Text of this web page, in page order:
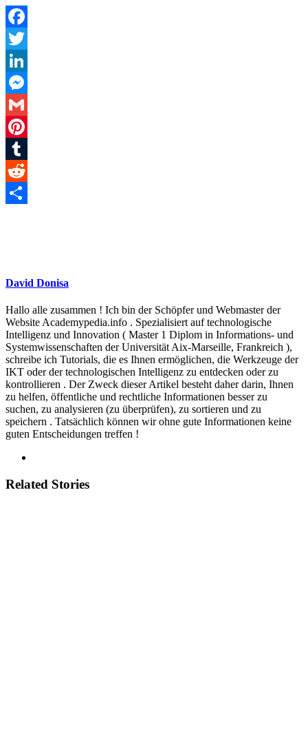
Facebook
Twitter
LinkedIn
Messenger
Gmail
Pinterest
Tumblr
Reddit
David Donisa
Hallo alle zusammen ! Ich bin der Schöpfer und Webmaster der
Website Academypedia.info . Spezialisiert auf technologische
Intelligenz und Innovation ( Master 1 Diplom in Informations- und
Systemwissenschaften der Universität Aix-Marseille, Frankreich ),
schreibe ich Tutorials, die es Ihnen ermöglichen, die Werkzeuge der
IKT oder der technologischen Intelligenz zu entdecken oder zu
kontrollieren . Der Zweck dieser Artikel besteht daher darin, Ihnen
zu helfen, öffentliche und rechtliche Informationen besser zu
suchen, zu analysieren (zu überprüfen), zu sortieren und zu
speichern . Tatsächlich können wir ohne gute Informationen keine
guten Entscheidungen treffen !
Related Stories